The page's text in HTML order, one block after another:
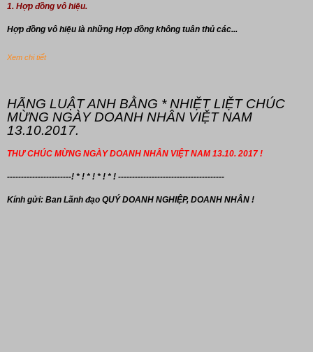
1. Hợp đồng vô hiệu.
Hợp đồng vô hiệu là những Hợp đồng không tuân thủ các...
Xem chi tiết
HÃNG LUẬT ANH BẰNG * NHIỆT LIỆT CHÚC
MỪNG NGÀY DOANH NHÂN VIỆT NAM
13.10.2017.
THƯ CHÚC MỪNG NGÀY DOANH NHÂN VIỆT NAM 13.10. 2017 !
-----------------------! * ! * ! * ! * ! --------------------------------------
Kính gửi: Ban Lãnh đạo QUÝ DOANH NGHIỆP, DOANH NHÂN !